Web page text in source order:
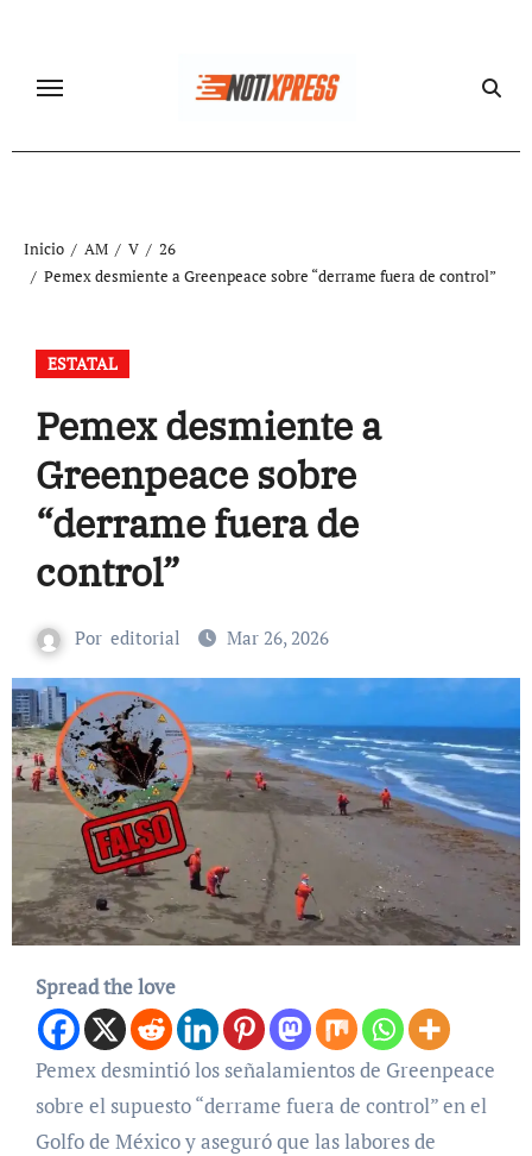
contenido
Inicio AM V
26
Pemex desmiente a Greenpeace sobre “derrame fuera de control”
ESTATAL
Pemex desmiente a
Greenpeace sobre
“derrame fuera de
control”
Por editorial Mar 26, 2026
Spread the love
Pemex desmintió los señalamientos de Greenpeace
sobre el supuesto “derrame fuera de control” en el
Golfo de México y aseguró que las labores de